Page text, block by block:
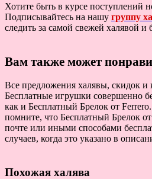
Хотите быть в курсе поступлений
Подписывайтесь на нашу группу
следить за самой свежей халявой
Вам также может
Все предложения халявы, скидок и
Бесплатные игрушки совершенно
как и Бесплатный Брелок от
помните, что Бесплатный Брелок от
почте или иными способами
случаев, когда это указано в
Похожая халява